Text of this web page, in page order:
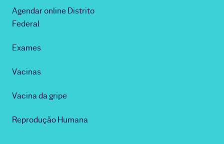
Agendar online Distrito
Federal
Exames
Vacinas
Vacina da gripe
Reprodução Humana